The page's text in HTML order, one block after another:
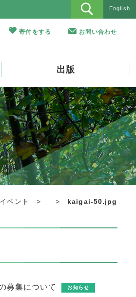
English
寄付をする お問い合わせ
出版
ベント > > kaigai-50.jpg
募集について お知らせ